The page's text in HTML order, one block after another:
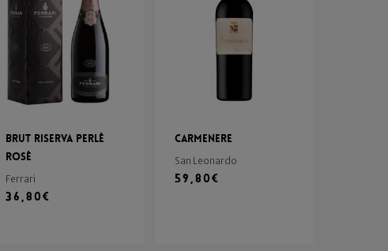
Brut Riserva Perlè
Rosè
Ferrari
36,80€
Carmenere
San Leonardo
59,80€